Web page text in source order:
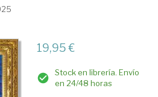
19,95 €
Stock en librería. Envío
en 24/48 horas